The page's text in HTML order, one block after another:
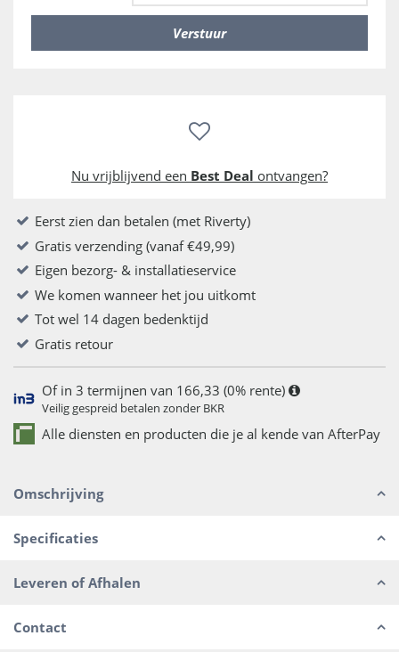
Nu vrijblijvend een Best Deal ontvangen?
Eerst zien dan betalen (met Riverty)
Gratis verzending (vanaf €49,99)
Eigen bezorg- & installatieservice
We komen wanneer het jou uitkomt
Tot wel 14 dagen bedenktijd
Gratis retour
Of in 3 termijnen van 166,33 (0% rente)
Veilig gespreid betalen zonder BKR
Alle diensten en producten die je al kende van AfterPay
Omschrijving
Specificaties
Leveren of Afhalen
Contact